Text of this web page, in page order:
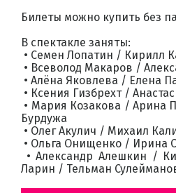
Билеты можно купить без
В спектакле заняты:
• Семен Лопатин / Кирилл
• Всеволод Макаров /
• Алёна Яковлева / Елена
• Ксения Гизбрехт /
• Мария Козакова / Арина
Бурдужа
• Олег Акулич / Михаил
• Ольга Онищенко / Ирина
• Александр Алешкин /
Ларин / Тельман